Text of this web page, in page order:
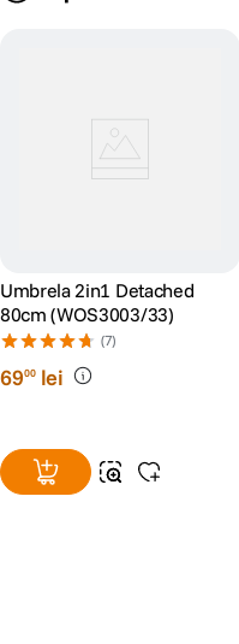
Umbrela 2in1 Detached
80cm (WOS3003/33)
(7)
6900 lei